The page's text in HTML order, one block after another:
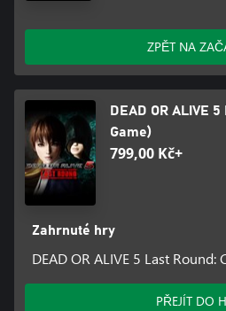
ZPĚT NA
DEAD OR ALIVE
Game)
799,00 Kč+
Zahrnuté hry
DEAD OR ALIVE 5 Last Round:
PŘEJÍT DO